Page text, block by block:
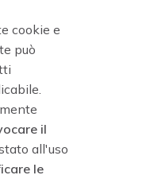
cookie e
può
il
all'uso
le